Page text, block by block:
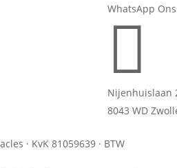
WhatsApp Ons

Nijenhuislaan
8043 WD
· KvK 81059639 · BTW